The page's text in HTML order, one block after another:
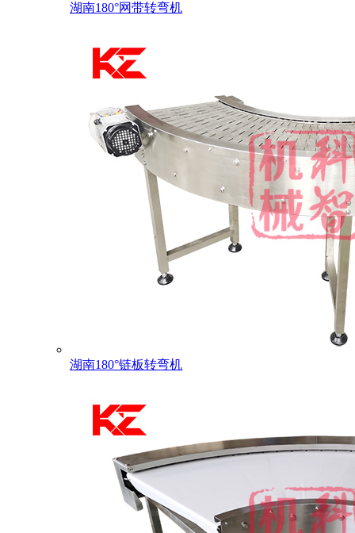
湖南180°网带转弯机
湖南180°链板转弯机